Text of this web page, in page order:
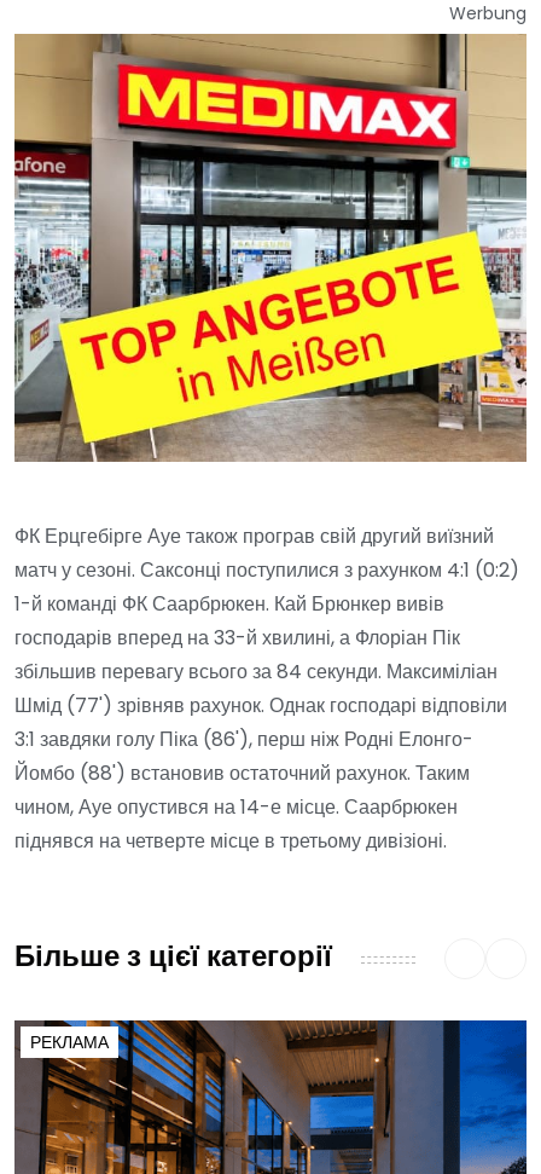
Werbung
ФК Ерцгебірге Ауе також програв свій другий виїзний
матч у сезоні. Саксонці поступилися з рахунком 4:1 (0:2)
1-й команді ФК Саарбрюкен. Кай Брюнкер вивів
господарів вперед на 33-й хвилині, а Флоріан Пік
збільшив перевагу всього за 84 секунди. Максиміліан
Шмід (77') зрівняв рахунок. Однак господарі відповіли
3:1 завдяки голу Піка (86'), перш ніж Родні Елонго-
Йомбо (88') встановив остаточний рахунок. Таким
чином, Ауе опустився на 14-е місце. Саарбрюкен
піднявся на четверте місце в третьому дивізіоні.
Більше з цієї категорії
РЕКЛАМА